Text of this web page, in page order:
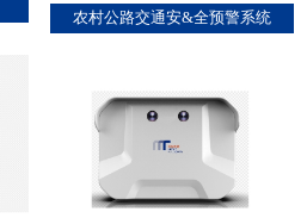
农村公路交通安&全预警系统